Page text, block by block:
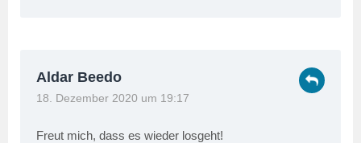
Aldar Beedo
18. Dezember 2020 um 19:17
Freut mich, dass es wieder losgeht!